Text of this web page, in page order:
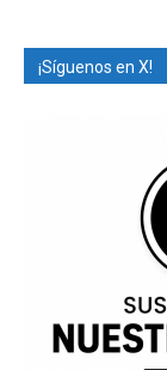
¡Síguenos en X!